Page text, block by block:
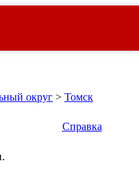
округ > Томск
Справка